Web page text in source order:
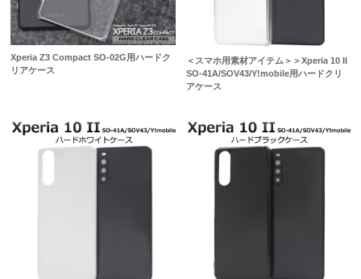
Xperia Z3 Compact SO-02G用ハードク
リアケース
＜スマホ用素材アイテム＞＞Xperia 10 II
SO-41A/SOV43/Y!mobile用ハードクリ
アケース